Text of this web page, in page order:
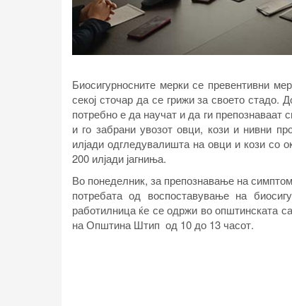
Биосигурносните мерки се превентивни
секој сточар да се грижи за своето
потребно е да научат и да ги препознаваат
и го забрани увозот овци, кози и нивни
илјади одгледувалишта на овци и кози со
200 илјади јагниња.
Во понеделник, за препознавање на
потребата од воспоставување на
работилница ќе се одржи во општинската
на Општина Штип од 10 до 13 часот.